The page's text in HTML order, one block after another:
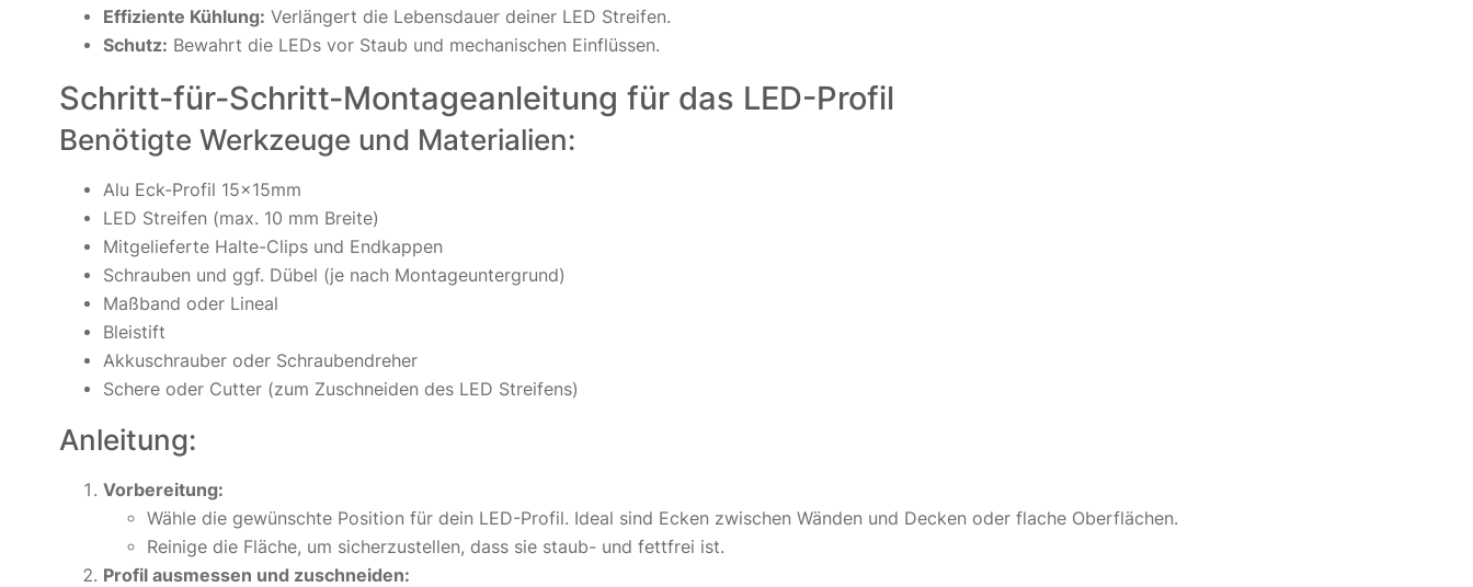
Effiziente Kühlung: Verlängert die Lebensdauer deiner LED Streifen.
Schutz: Bewahrt die LEDs vor Staub und mechanischen Einflüssen.
Schritt-für-Schritt-Montageanleitung für das LED-Profil
Benötigte Werkzeuge und Materialien:
Alu Eck-Profil 15x15mm
LED Streifen (max. 10 mm Breite)
Mitgelieferte Halte-Clips und Endkappen
Schrauben und ggf. Dübel (je nach Montageuntergrund)
Maßband oder Lineal
Bleistift
Akkuschrauber oder Schraubendreher
Schere oder Cutter (zum Zuschneiden des LED Streifens)
Anleitung:
Vorbereitung:
Wähle die gewünschte Position für dein LED-Profil. Ideal sind Ecken zwischen Wänden und Decken oder flache Oberflächen.
Reinige die Fläche, um sicherzustellen, dass sie staub- und fettfrei ist.
Profil ausmessen und zuschneiden: